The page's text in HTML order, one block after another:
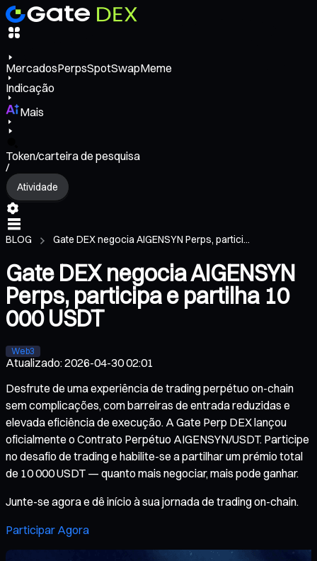
MercadosPerpsSpotSwapMeme
Indicação
Mais
Token/carteira de pesquisa
/
Atividade
BLOG Gate DEX negocia AIGENSYN Perps, partici...
Gate DEX negocia AIGENSYN
Perps, participa e partilha 10
000 USDT
Web3
Atualizado:2026-04-30 02:01
Desfrute de uma experiência de trading perpétuo on-chain
sem complicações, com barreiras de entrada reduzidas e
elevada eficiência de execução. A Gate Perp DEX lançou
oficialmente o Contrato Perpétuo AIGENSYN/USDT. Participe
no desafio de trading e habilite-se a partilhar um prémio total
de 10 000 USDT — quanto mais negociar, mais pode ganhar.
Junte-se agora e dê início à sua jornada de trading on-chain.
Participar Agora